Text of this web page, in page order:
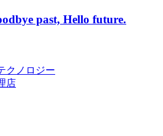
past, Hello future.
クノロジー
店